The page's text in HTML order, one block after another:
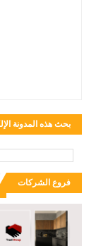
بحث هذه المدونة
فروع الشركات